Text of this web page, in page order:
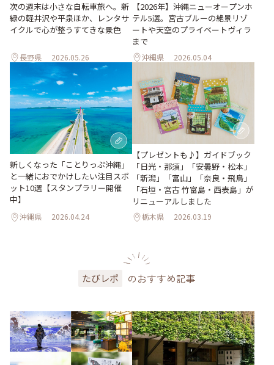
次の週末は小さな自転車旅へ。新
緑の軽井沢や平泉ほか、レンタサ
イクルで心が整うすてきな景色
長野県 2026.05.26
【2026年】沖縄ニューオープンホ
テル5選。宮古ブルーの絶景リゾ
ートや天空のプライベートヴィラ
まで
沖縄県 2026.05.04
新しくなった「ことりっぷ沖縄」
と一緒におでかけしたい注目スポ
ット10選【スタンプラリー開催
中】
沖縄県 2026.04.24
【プレゼントも♪】ガイドブック
「日光・那須」「安曇野・松本」
「新潟」「富山」「奈良・飛鳥」
「石垣・宮古 竹富島・西表島」が
リニューアルしました
栃木県 2026.03.19
たびレポ のおすすめ記事